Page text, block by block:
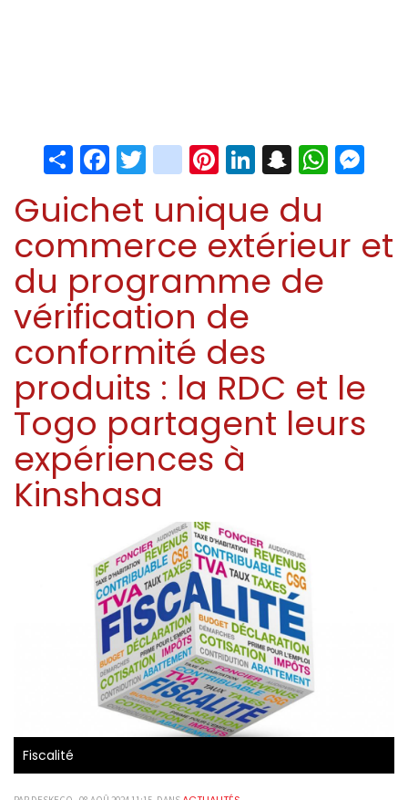
ShareFacebook
Twitter
instagram
Pinterest
LinkedIn
Snapchat
Guichet unique du
commerce extérieur et
du programme de
vérification de
conformité des
produits : la RDC et le
Togo partagent leurs
expériences à
Kinshasa
Fiscalité